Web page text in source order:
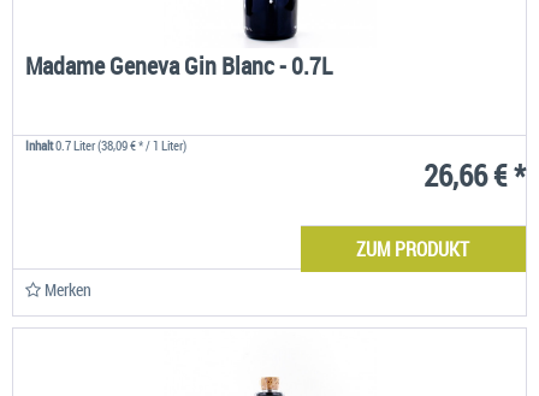
Madame Geneva Gin Blanc - 0.7L
Inhalt0.7 Liter(38,09 € * / 1 Liter)
26,66 € *
ZUM PRODUKT
Merken